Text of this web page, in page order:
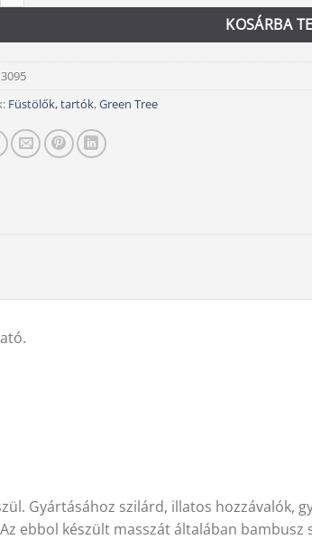
KOSÁRBA
3095
Füstölők, tartók,Green Tree
Gyártásához szilárd, illatos hozzávalók,
ebbol készült masszát általában bambusz